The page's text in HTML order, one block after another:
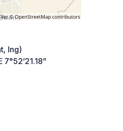
lng)
7°52’21.18”